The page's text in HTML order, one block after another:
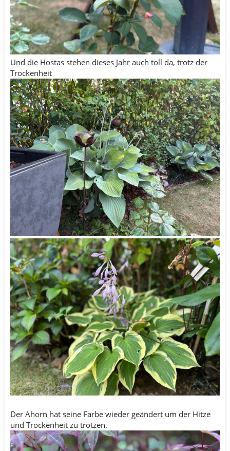
Und die Hostas stehen dieses Jahr auch toll da, trotz der
Trockenheit
Der Ahorn hat seine Farbe wieder geändert um der Hitze
und Trockenheit zu trotzen.